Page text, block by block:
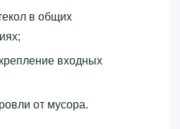
в общих
входных
от мусора.